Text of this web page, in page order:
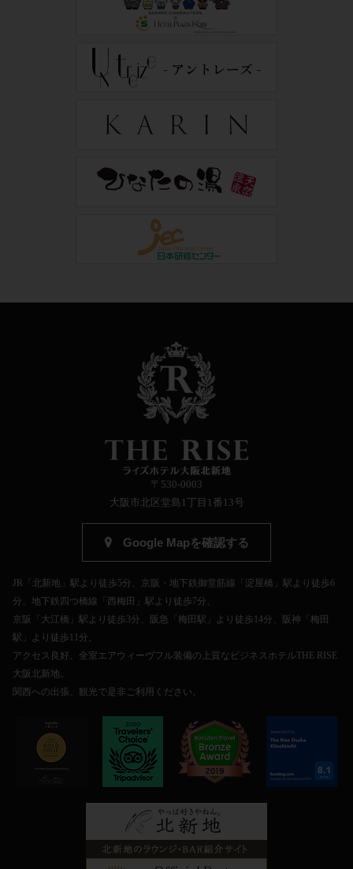
〒530-0003
大阪市北区堂島1丁目1番13号
Google Mapを確認する
JR「北新地」駅より徒歩5分、京阪・地下鉄御堂筋線「淀屋橋」駅より徒歩6
分、地下鉄四つ橋線「西梅田」駅より徒歩7分、
京阪「大江橋」駅より徒歩3分、阪急「梅田駅」より徒歩14分、阪神「梅田
駅」より徒歩11分。
アクセス良好、全室エアウィーヴフル装備の上質なビジネスホテルTHE RISE
大阪北新地。
関西への出張、観光で是非ご利用ください。